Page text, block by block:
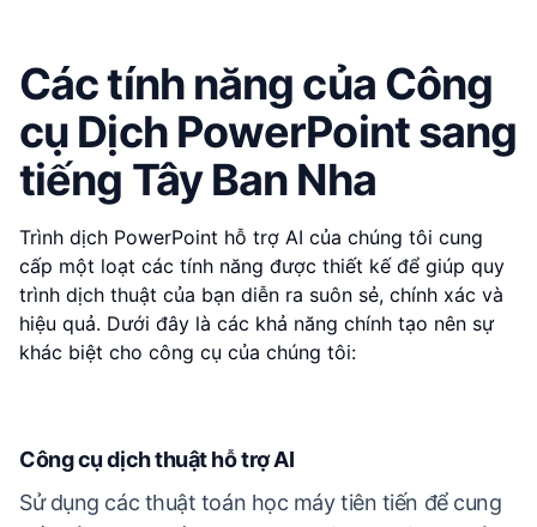
Các tính năng của Công
cụ Dịch PowerPoint sang
tiếng Tây Ban Nha
Trình dịch PowerPoint hỗ trợ AI của chúng tôi cung
cấp một loạt các tính năng được thiết kế để giúp quy
trình dịch thuật của bạn diễn ra suôn sẻ, chính xác và
hiệu quả. Dưới đây là các khả năng chính tạo nên sự
khác biệt cho công cụ của chúng tôi:
Công cụ dịch thuật hỗ trợ AI
Sử dụng các thuật toán học máy tiên tiến để cung